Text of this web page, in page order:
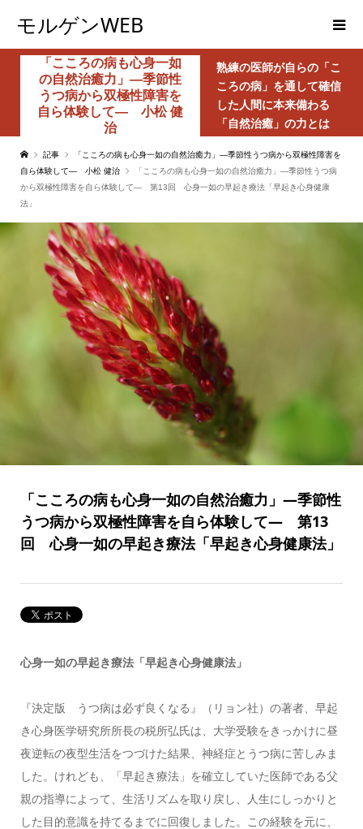
モルゲンWEB
「こころの病も心身一如
の自然治癒力」―季節性
うつ病から双極性障害を
自ら体験して― 小松 健
治
熟練の医師が自らの「こ
ころの病」を通して確信
した人間に本来備わる
「自然治癒」の力とは
記事
「こころの病も心身一如の自然治癒力」―季節性うつ病から双極性障害を
自ら体験して― 小松 健治
「こころの病も心身一如の自然治癒力」―季節性うつ病
から双極性障害を自ら体験して― 第13回 心身一如の早起き療法「早起き心身健康
法」
「こころの病も心身一如の自然治癒力」―季節性
うつ病から双極性障害を自ら体験して― 第13
回 心身一如の早起き療法「早起き心身健康法」
心身一如の早起き療法「早起き心身健康法」
『決定版 うつ病は必ず良くなる』（リョン社）の著者、早起
き心身医学研究所所長の税所弘氏は、大学受験をきっかけに昼
夜逆転の夜型生活をつづけた結果、神経症とうつ病に苦しみま
した。けれども、「早起き療法」を確立していた医師である父
親の指導によって、生活リズムを取り戻し、人生にしっかりと
した目的意識を持てるまでに回復しました。この経験を元に、